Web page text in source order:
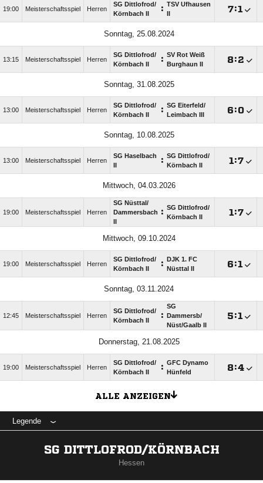
19:00 Meisterschaftsspiel Herren
SG Dittlofrod/​
Körnbach II
: TSV Ufhausen
:
Sonntag, 25.08.2024
13:15 Meisterschaftsspiel Herren
SG Dittlofrod/​
Körnbach II
: SV Rot Weiß
Burghaun II
:
Sonntag, 31.08.2025
13:00 Meisterschaftsspiel Herren
SG Dittlofrod/​
Körnbach II
: SG Eiterfeld/​
Leimbach III
:
Sonntag, 10.08.2025
13:00 Meisterschaftsspiel Herren
SG Haselbach
: SG Dittlofrod/​
Körnbach II
:
Mittwoch, 04.03.2026
19:00 Meisterschaftsspiel Herren
SG Nüsttal/​
Dammersbach : SG Dittlofrod/​
Körnbach II
:
Mittwoch, 09.10.2024
19:00 Meisterschaftsspiel Herren
SG Dittlofrod/​
Körnbach II
:
DJK 1. FC
Nüsttal II
:
Sonntag, 03.11.2024
12:45 Meisterschaftsspiel Herren
SG Dittlofrod/​
Körnbach II
:
SG
Dammersb/​
Nüst/​Gaalb II
:
Donnerstag, 21.08.2025
19:00 Meisterschaftsspiel Herren
SG Dittlofrod/​
Körnbach II
: GFC Dynamo
Hünfeld
:
ALLE ANZEIGEN
Legende
SG DITTLOFROD/KÖRNBACH
Hessen